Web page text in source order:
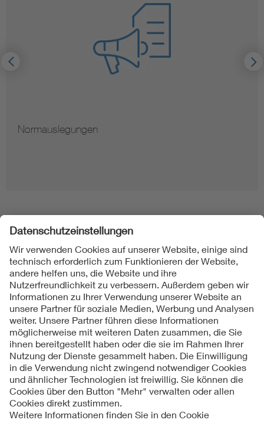
Normauslegungen
Folgen Sie uns
Kontakt
Impressum
Datenschutzinformationen